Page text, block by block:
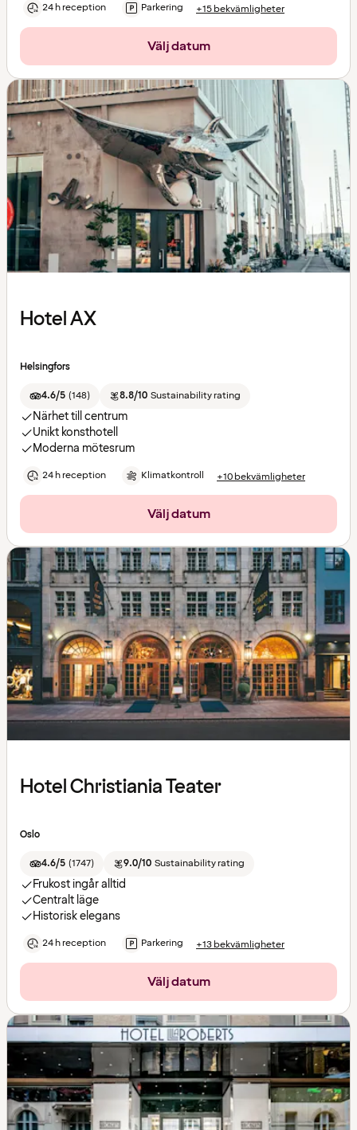
24 h reception Parkering +15 bekvämligheter
Välj datum
Hotel AX
Helsingfors
4.6/5 (148) 8.8/10 Sustainability rating
Närhet till centrum
Unikt konsthotell
Moderna mötesrum
24 h reception Klimatkontroll +10 bekvämligheter
Välj datum
Hotel Christiania Teater
Oslo
4.6/5 (1747) 9.0/10 Sustainability rating
Frukost ingår alltid
Centralt läge
Historisk elegans
24 h reception Parkering +13 bekvämligheter
Välj datum